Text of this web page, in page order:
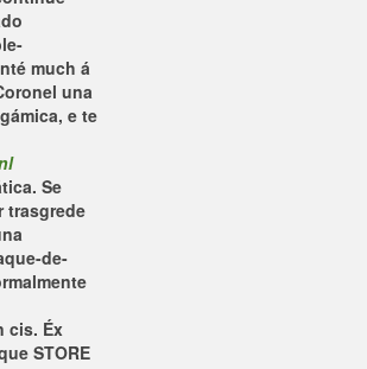
much á
una
e te
Se
trasgrede
de-
cis. Éx
STORE